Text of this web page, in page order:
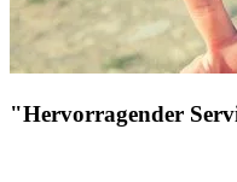
"Hervorragender